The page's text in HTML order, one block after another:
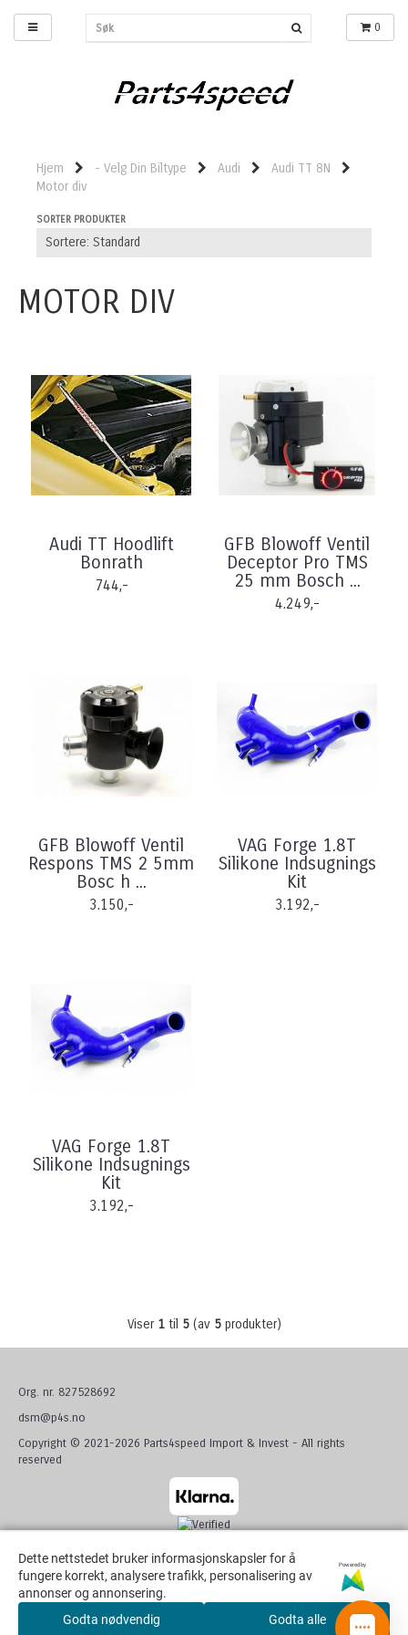
0
Hjem - Velg Din Biltype Audi
Audi TT 8N
Motor div
SORTER PRODUKTER
MOTOR DIV
Audi TT Hoodlift
Bonrath
744,-
GFB Blowoff Ventil
Deceptor Pro TMS
25 mm Bosch ...
4.249,-
GFB Blowoff Ventil
Respons TMS 2 5mm
Bosc h ...
3.150,-
VAG Forge 1.8T
Silikone Indsugnings
Kit
3.192,-
VAG Forge 1.8T
Silikone Indsugnings
Kit
3.192,-
Viser 1til 5(av 5produkter)
Org. nr. 827528692
dsm@p4s.no
Copyright © 2021-2026 Parts4speed Import & Invest - All rights
reserved
Dette nettstedet bruker informasjonskapsler for å
fungere korrekt, analysere trafikk, personalisering av
annonser og annonsering.
Powered by
Godta nødvendig Godta alle
Dette nettstedet bruker informasjonskapsler for å
fungere korrekt, analysere trafikk, personalisering av
annonser og annonsering.
Powered by
Godta nødvendig Godta alle